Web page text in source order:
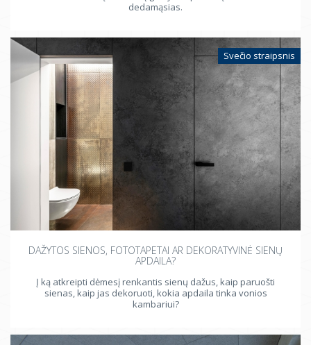
dedamąsias.
Svečio straipsnis
DAŽYTOS SIENOS, FOTOTAPETAI AR DEKORATYVINĖ SIENŲ
APDAILA?
Į ką atkreipti dėmesį renkantis sienų dažus, kaip paruošti
sienas, kaip jas dekoruoti, kokia apdaila tinka vonios
kambariui?